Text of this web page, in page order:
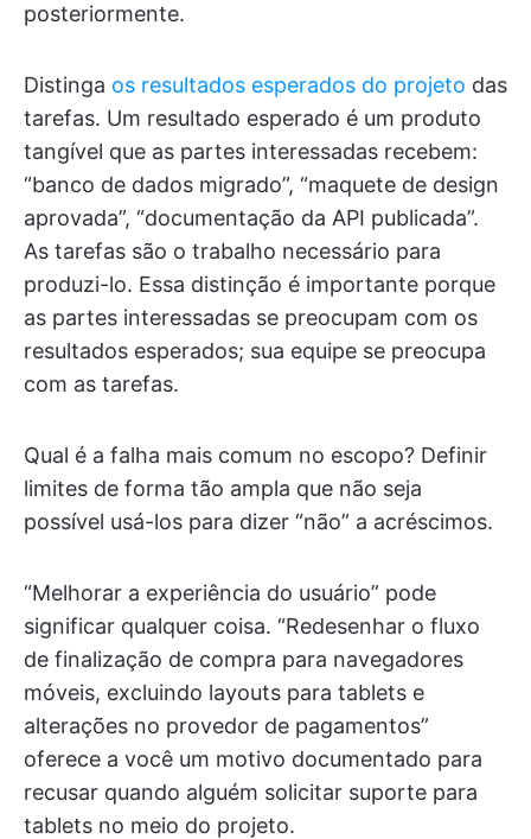
posteriormente.
Distinga os resultados esperados do projeto das
tarefas. Um resultado esperado é um produto
tangível que as partes interessadas recebem:
“banco de dados migrado”, “maquete de design
aprovada”, “documentação da API publicada”.
As tarefas são o trabalho necessário para
produzi-lo. Essa distinção é importante porque
as partes interessadas se preocupam com os
resultados esperados; sua equipe se preocupa
com as tarefas.
Qual é a falha mais comum no escopo? Definir
limites de forma tão ampla que não seja
possível usá-los para dizer “não” a acréscimos.
“Melhorar a experiência do usuário” pode
significar qualquer coisa. “Redesenhar o fluxo
de finalização de compra para navegadores
móveis, excluindo layouts para tablets e
alterações no provedor de pagamentos”
oferece a você um motivo documentado para
recusar quando alguém solicitar suporte para
tablets no meio do projeto.